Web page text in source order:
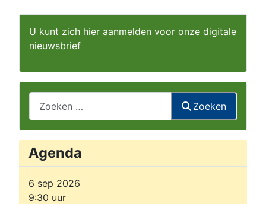
U kunt zich hier aanmelden voor onze digitale
nieuwsbrief
Zoeken
Agenda
6 sep 2026
9:30 uur